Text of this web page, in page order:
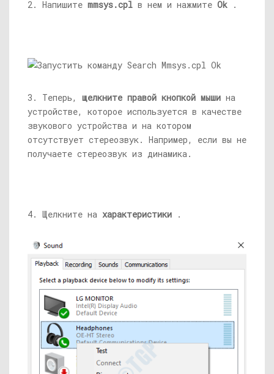
2. Напишите mmsys.cpl в нем и нажмите Ok .
3. Теперь, щелкните правой кнопкой мыши на
устройстве, которое используется в качестве
звукового устройства и на котором
отсутствует стереозвук. Например, если вы не
получаете стереозвук из динамика.
4. Щелкните на характеристики .